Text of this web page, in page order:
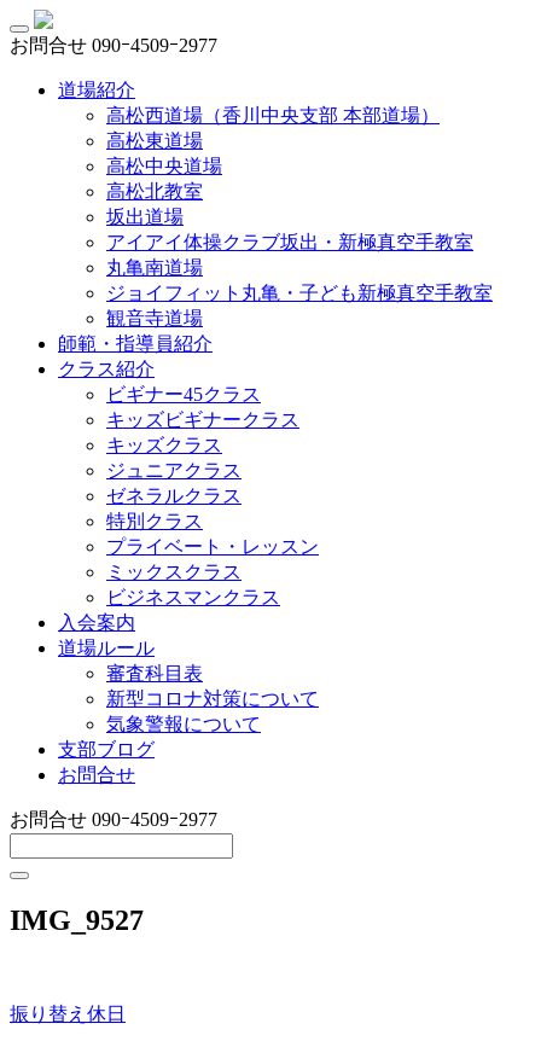
お問合せ 090ｰ4509ｰ2977
道場紹介
高松西道場（香川中央支部 本部道場）
高松東道場
高松中央道場
高松北教室
坂出道場
アイアイ体操クラブ坂出・新極真空手教室
丸亀南道場
ジョイフィット丸亀・子ども新極真空手教室
観音寺道場
師範・指導員紹介
クラス紹介
ビギナー45クラス
キッズビギナークラス
キッズクラス
ジュニアクラス
ゼネラルクラス
特別クラス
プライベート・レッスン
ミックスクラス
ビジネスマンクラス
入会案内
道場ルール
審査科目表
新型コロナ対策について
気象警報について
支部ブログ
お問合せ
お問合せ 090ｰ4509ｰ2977
IMG_9527
投
振り替え休日